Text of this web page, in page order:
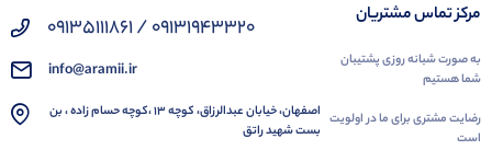
مرکز تماس مشتریان
به صورت شبانه روزی پشتیبان
شما هستیم
رضایت مشتری برای ما در اولویت
است
09131943320 / 09135111861
info@aramii.ir
اصفهان، خیابان عبدالرزاق، کوچه 13 ،کوچه حسام زاده ، بن
بست شهید راتق